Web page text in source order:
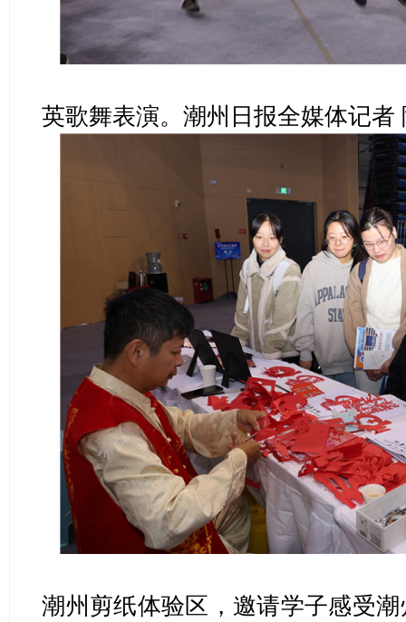
英歌舞表演。潮州日报全媒体记者
潮州剪纸体验区，邀请学子感受